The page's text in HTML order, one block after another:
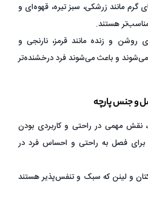
گرم مانند زرشکی، سبز تیره، قهوه‌ای و
هستند.
روشن و زنده مانند قرمز، نارنجی و
و باعث می‌شوند فرد درخشنده‌تر
مهمی در راحتی و کاربردی بودن
برای فصل به راحتی و احساس فرد در
کتان و لینن که سبک و تنفس‌پذیر هستند